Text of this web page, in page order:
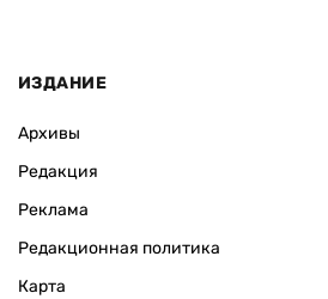
ИЗДАНИЕ
Архивы
Редакция
Реклама
Редакционная политика
Карта